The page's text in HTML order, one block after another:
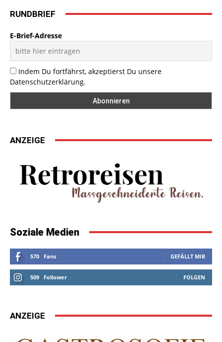
RUNDBRIEF
E-Brief-Adresse
Indem Du fortfährst, akzeptierst Du unsere
Datenschutzerklärung.
ANZEIGE
Soziale Medien
570 Fans GEFÄLLT MIR
509 Follower FOLGEN
ANZEIGE